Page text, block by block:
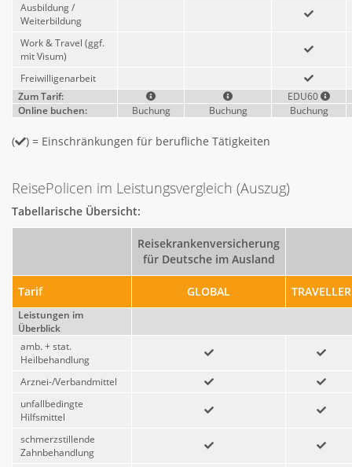
Ausbildung /
Weiterbildung
Work & Travel (ggf.
mit Visum)
Freiwilligenarbeit
Zum Tarif:
EDU60
Online buchen:
Buchung Buchung Buchung
( ) = Einschränkungen für berufliche Tätigkeiten
ReisePolicen im Leistungsvergleich (Auszug)
Tabellarische Übersicht:
Reisekrankenversicherung
für Deutsche im Ausland
Tarif GLOBAL TRAVELLER
Leistungen im
Überblick
amb. + stat.
Heilbehandlung
Arznei-/Verbandmittel
unfallbedingte
Hilfsmittel
schmerzstillende
Zahnbehandlung